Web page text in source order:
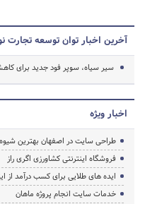
آخرین اخبار توان توسعه تجارت
سیر سیاه، سوپر فود جدید برای
اخبار ویژه
طراحی سایت در اصفهان بهترین شیوه
فروشگاه اینترنتی کشاورزی اگری راز
ایده های طلایی برای کسب درآمد از
خدمات سایت انجام پروژه ماهان